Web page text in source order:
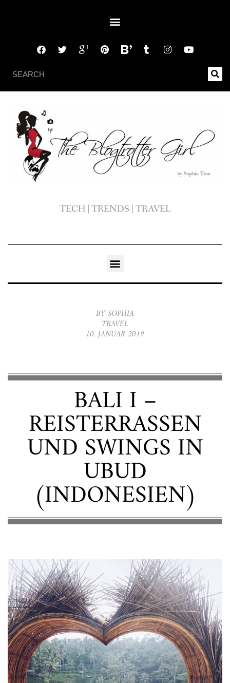
TECH | TRENDS | TRAVEL
BY SOPHIA
TRAVEL
10. JANUAR 2019
BALI I –
REISTERRASSEN
UND SWINGS IN
UBUD
(INDONESIEN)